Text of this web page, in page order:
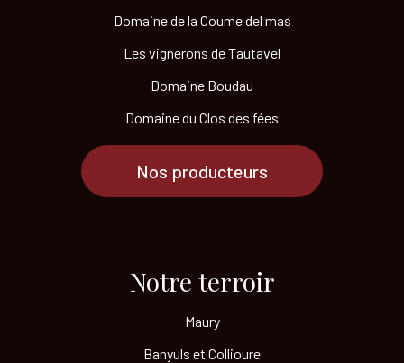
Domaine de la Coume del mas
Les vignerons de Tautavel
Domaine Boudau
Domaine du Clos des fées
Nos producteurs
Notre terroir​
Maury
Banyuls et Collioure